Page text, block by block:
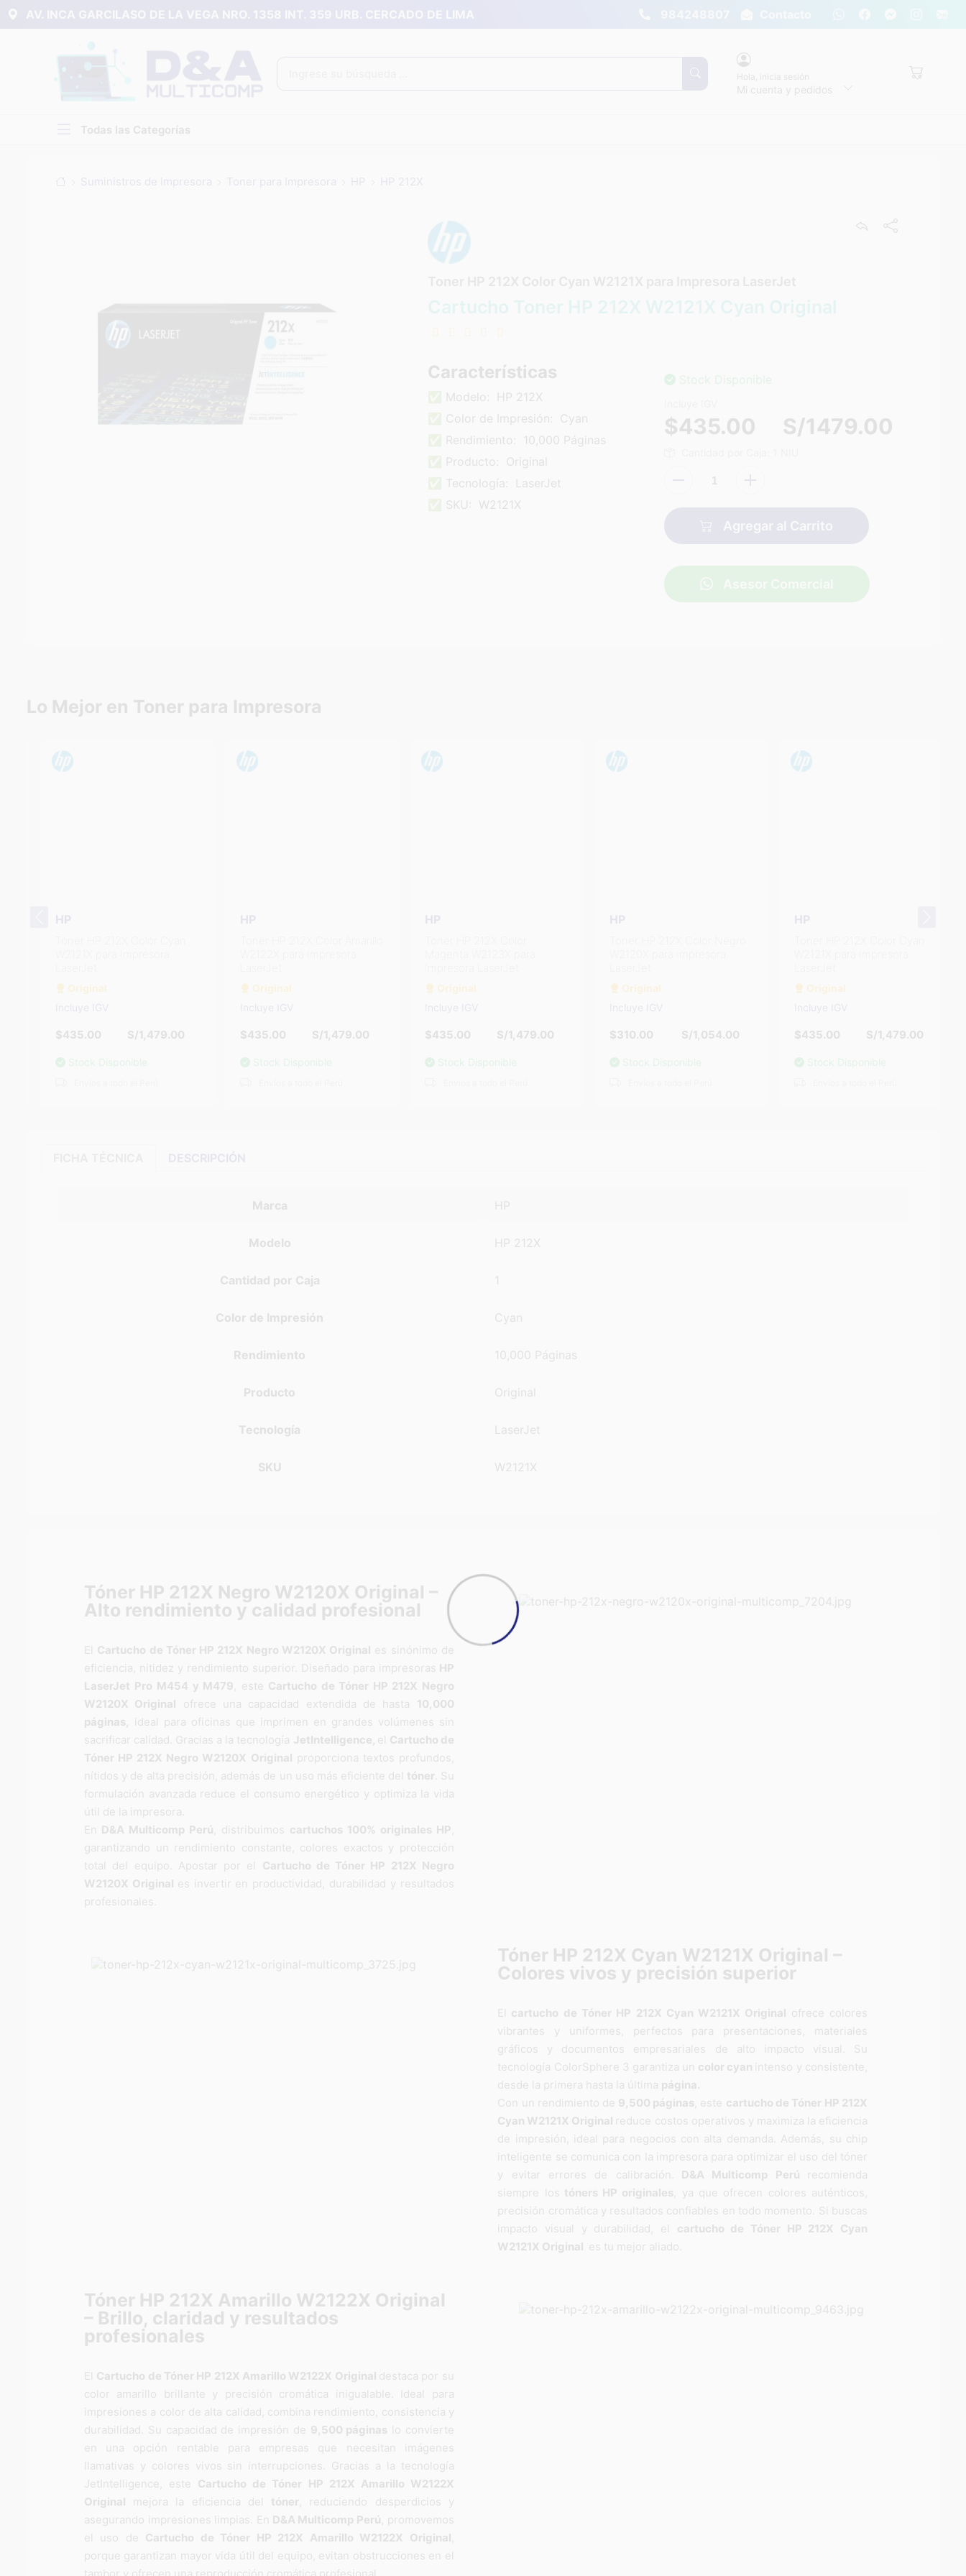
Hola, inicia sesión
Mi cuenta y pedidos
Todas las Categorías
Características
✅ Modelo:
HP 212X
✅ Color de Impresión: Cyan
✅ Rendimiento:
10,000 Páginas
✅ Producto: Original
✅ Tecnología:
LaserJet
✅ SKU: W2121X
$435.00 S/1479.00
Lo Mejor en Toner para Impresora
Original
$435.00 S/1,479.00
Original
$435.00 S/1,479.00
Original
$435.00 S/1,479.00
Original
$310.00 S/1,054.00
Original
$435.00 S/1,479.00
Marca HP
Modelo HP 212X
Cantidad por Caja 1
Color de Impresión Cyan
Rendimiento 10,000 Páginas
Producto Original
Tecnología LaserJet
SKU W2121X
Tóner HP 212X Negro W2120X Original –
Alto rendimiento y calidad profesional
El Cartucho de Tóner HP 212X Negro W2120X Original es sinónimo de
eficiencia, nitidez y rendimiento superior. Diseñado para impresoras HP
LaserJet Pro M454 y M479 , este Cartucho de Tóner HP 212X Negro
W2120X Original ofrece una capacidad extendida de hasta 10,000
páginas, ideal para oficinas que imprimen en grandes volúmenes sin
sacrificar calidad. Gracias a la tecnología JetIntelligence, el Cartucho de
Tóner HP 212X Negro W2120X Original proporciona textos profundos,
nítidos y de alta precisión, además de un uso más eficiente del
tóner . Su
formulación avanzada reduce el consumo energético y optimiza la vida
útil de la impresora.
En D&A Multicomp Perú , distribuimos cartuchos 100% originales HP
garantizando un rendimiento constante, colores exactos y protección
total del equipo. Apostar por el Cartucho de Tóner HP 212X Negro
W2120X Original es invertir en productividad, durabilidad y resultados
profesionales.
Tóner HP 212X Cyan W2121X Original –
Colores vivos y precisión superior
El cartucho de Tóner HP 212X Cyan W2121X Original ofrece colores
vibrantes y uniformes, perfectos para presentaciones, materiales
gráficos y documentos empresariales de alto impacto visual. Su
tecnología ColorSphere 3 garantiza un color cyan intenso y consistente,
desde la primera hasta la última página.
Con un rendimiento de 9,500 páginas , este cartucho de Tóner HP 212X
Cyan W2121X Original reduce costos operativos y maximiza la eficiencia
de impresión, ideal para negocios con alta demanda. Además, su chip
inteligente se comunica con la impresora para optimizar el uso del tóner
y evitar errores de calibración.
D&A Multicomp Perú
recomienda
siempre los tóners HP originales , ya que ofrecen colores auténticos,
precisión cromática y resultados confiables en todo momento. Si buscas
impacto visual y durabilidad, el cartucho de Tóner HP 212X Cyan
W2121X Original es tu mejor aliado.
Tóner HP 212X Amarillo W2122X Original
– Brillo, claridad y resultados
profesionales
El Cartucho de Tóner HP 212X Amarillo W2122X Original destaca por su
color amarillo brillante y precisión cromática inigualable. Ideal para
impresiones a color de alta calidad, combina rendimiento, consistencia y
durabilidad. Su capacidad de impresión de 9,500 páginas lo convierte
en una opción rentable para empresas que necesitan imágenes
llamativas y colores vivos sin interrupciones. Gracias a la tecnología
JetIntelligence, este Cartucho de Tóner HP 212X Amarillo W2122X
Original mejora la eficiencia del tóner , reduciendo desperdicios y
asegurando impresiones limpias. En D&A Multicomp Perú , promovemos
el uso de Cartucho de Tóner HP 212X Amarillo W2122X Original
porque garantizan mayor vida útil del equipo, evitan obstrucciones en el